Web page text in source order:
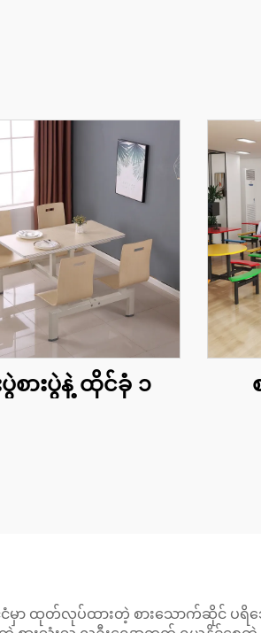
ပွဲစားပွဲနဲ့ ထိုင်ခုံ ၁
မှာ ထုတ်လုပ်ထားတဲ့ စားသောက်ဆိုင် ပရိဘ